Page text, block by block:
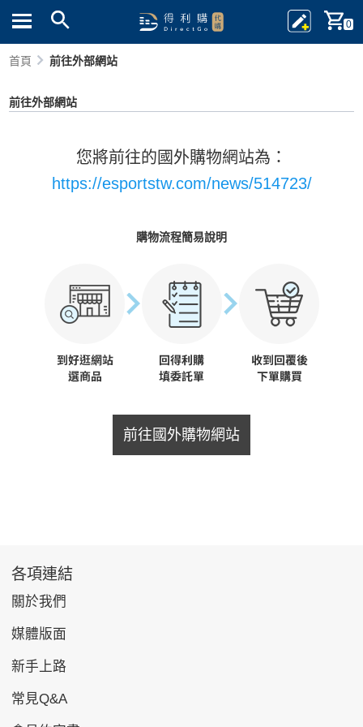
0
首頁 前往外部網站
前往外部網站
您將前往的國外購物網站為：
https://esportstw.com/news/514723/
購物流程簡易說明
前往國外購物網站
各項連結
關於我們
媒體版面
新手上路
常見Q&A